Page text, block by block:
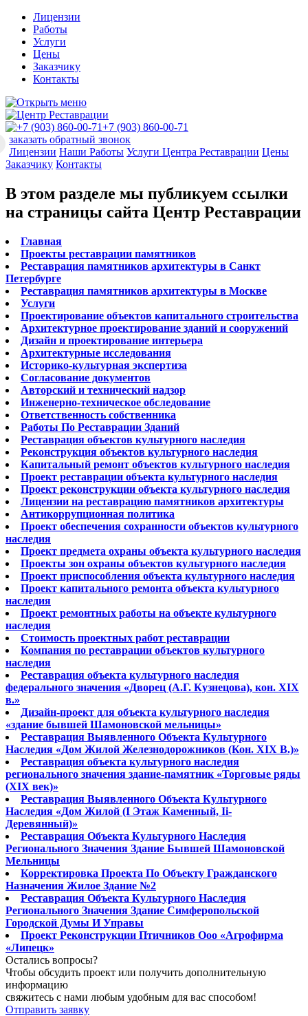
Лицензии
Работы
Услуги
Цены
Заказчику
Контакты
+7 (903) 860-00-71
заказать обратный звонок
Лицензии Наши Работы Услуги Центра Реставрации Цены
Заказчику Контакты
В этом разделе мы публикуем ссылки
на страницы сайта Центр Реставрации
Главная
Проекты реставрации памятников
Реставрация памятников архитектуры в Санкт
Петербурге
Реставрация памятников архитектуры в Москве
Услуги
Проектирование объектов капитального строительства
Архитектурное проектирование зданий и сооружений
Дизайн и проектирование интерьера
Архитектурные исследования
Историко-культурная экспертиза
Согласование документов
Авторский и технический надзор
Инженерно-техническое обследование
Ответственность собственника
Работы По Реставрации Зданий
Реставрация объектов культурного наследия
Реконструкция объектов культурного наследия
Капитальный ремонт объектов культурного наследия
Проект реставрации объекта культурного наследия
Проект реконструкции объекта культурного наследия
Лицензии на реставрацию памятников архитектуры
Антикоррупционная политика
Проект обеспечения сохранности объектов культурного
наследия
Проект предмета охраны объекта культурного наследия
Проекты зон охраны объектов культурного наследия
Проект приспособления объекта культурного наследия
Проект капитального ремонта объекта культурного
наследия
Проект ремонтных работы на объекте культурного
наследия
Стоимость проектных работ реставрации
Компания по реставрации объектов культурного
наследия
Реставрация объекта культурного наследия
федерального значения «Дворец (А.Г. Кузнецова), кон. XIX
в.»
Дизайн-проект для объекта культурного наследия
«здание бывшей Шамоновской мельницы»
Реставрация Выявленного Объекта Культурного
Наследия «Дом Жилой Железнодорожников (Кон. XIX В.)»
Реставрация объекта культурного наследия
регионального значения здание-памятник «Торговые ряды
(XIX век)»
Реставрация Выявленного Объекта Культурного
Наследия «Дом Жилой (I Этаж Каменный, Ii-
Деревянный)»
Реставрация Объекта Культурного Наследия
Регионального Значения Здание Бывшей Шамоновской
Мельницы
Корректировка Проекта По Объекту Гражданского
Назначения Жилое Здание №2
Реставрация Объекта Культурного Наследия
Регионального Значения Здание Симферопольской
Городской Думы И Управы
Проект Реконструкции Птичников Ооо «Агрофирма
«Липецк»
Остались вопросы?
Чтобы обсудить проект или получить дополнительную
информацию
свяжитесь с нами любым удобным для вас способом!
Отправить заявку